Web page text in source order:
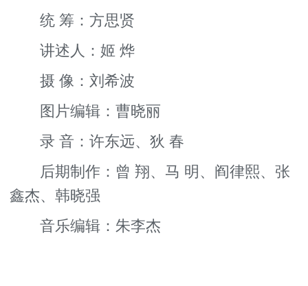
统 筹：方思贤
讲述人：姬 烨
摄 像：刘希波
图片编辑：曹晓丽
录 音：许东远、狄 春
后期制作：曾 翔、马 明、阎律熙、张
鑫杰、韩晓强
音乐编辑：朱李杰